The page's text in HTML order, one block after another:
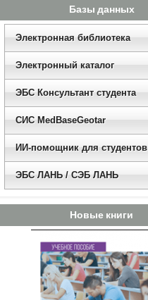
Базы данных
Электронная библиотека
Электронный каталог
ЭБС Консультант студента
СИС MedBaseGeotar
ИИ-помощник для студентов
ЭБС ЛАНЬ / СЭБ ЛАНЬ
Новые книги